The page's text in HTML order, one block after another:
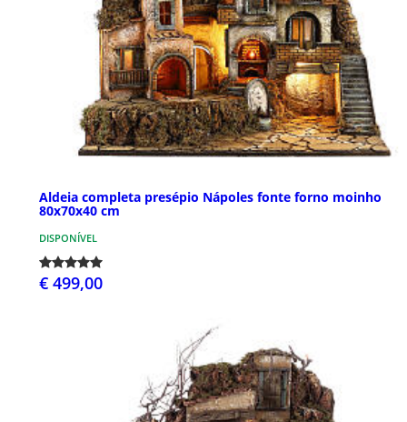
Aldeia completa presépio Nápoles fonte forno moinho
80x70x40 cm
DISPONÍVEL
€ 499,00